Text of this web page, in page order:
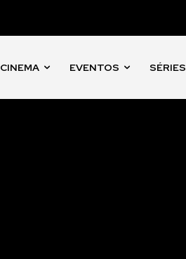
CINEMA EVENTOS SÉRIES